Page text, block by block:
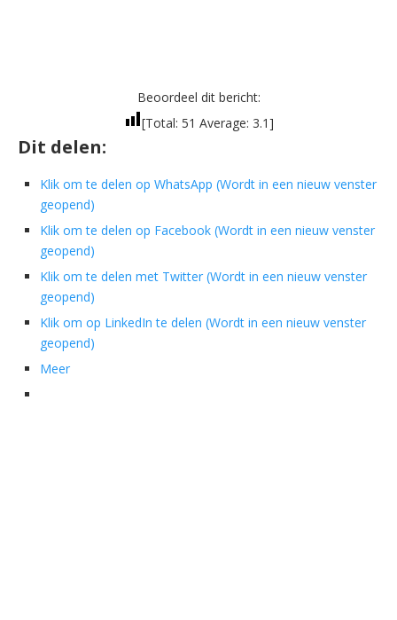
Beoordeel dit bericht:
[Total: 51 Average: 3.1]
Dit delen:
Klik om te delen op WhatsApp (Wordt in een nieuw venster
geopend)
Klik om te delen op Facebook (Wordt in een nieuw venster
geopend)
Klik om te delen met Twitter (Wordt in een nieuw venster
geopend)
Klik om op LinkedIn te delen (Wordt in een nieuw venster
geopend)
Meer